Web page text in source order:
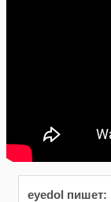
eyedol пишет: